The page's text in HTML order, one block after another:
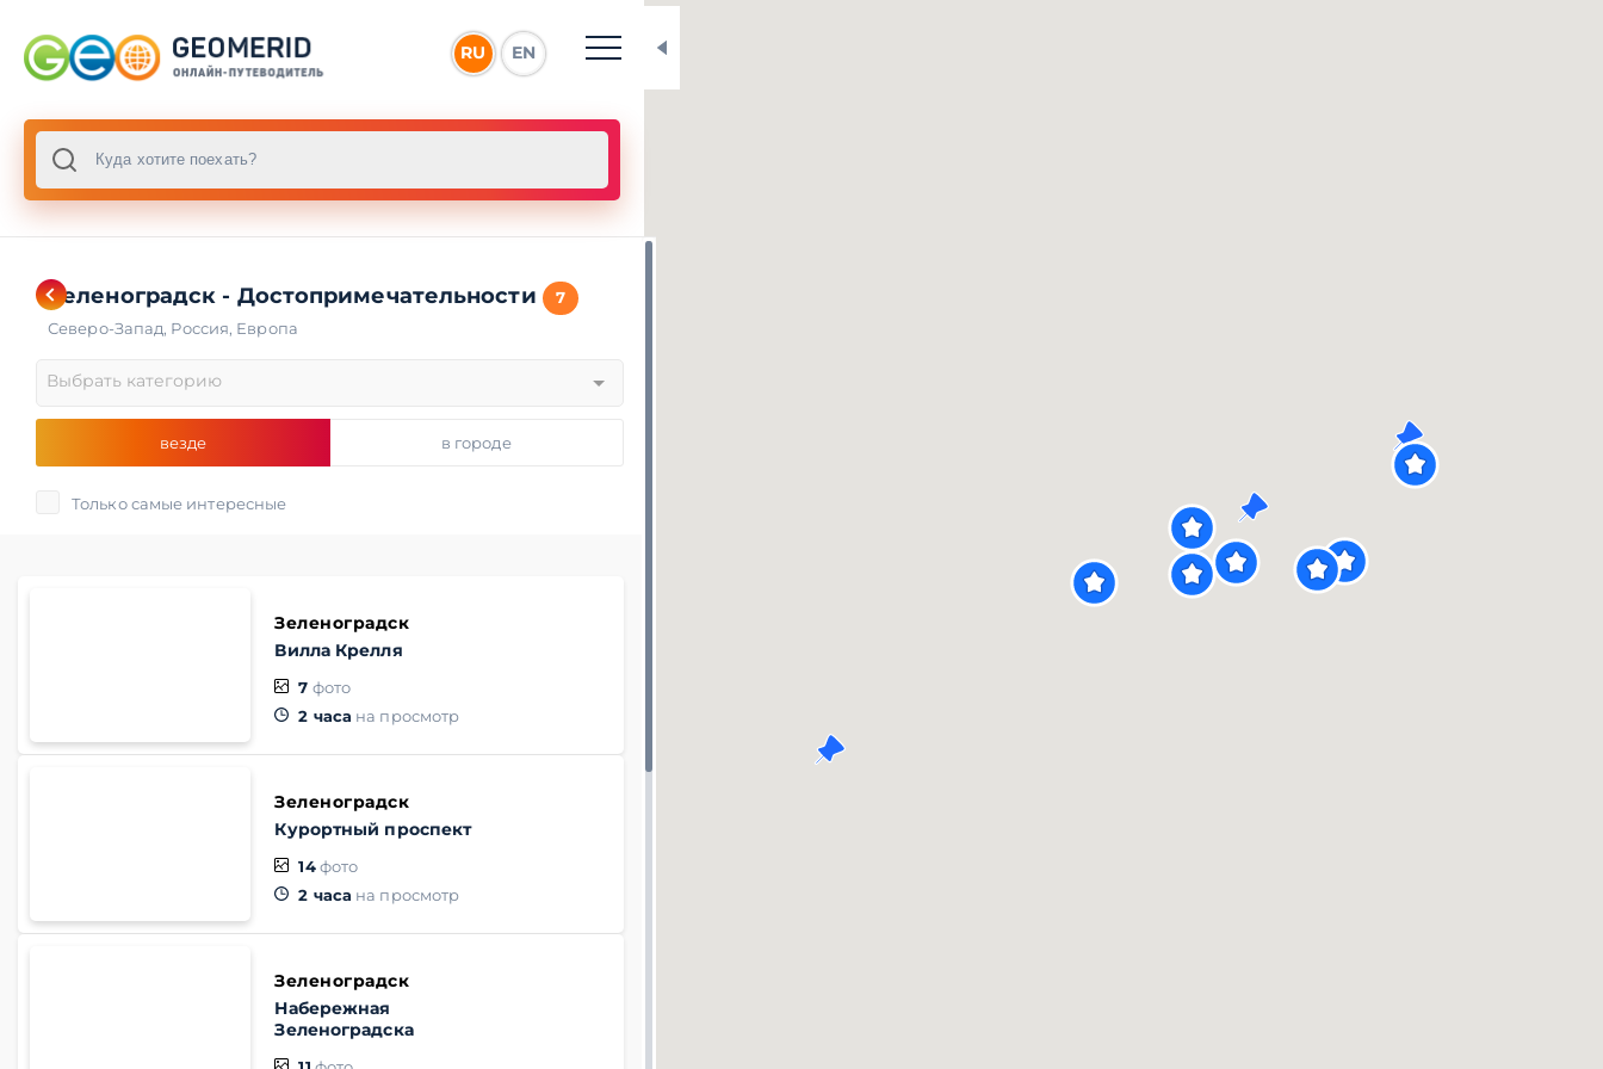
RU EN
Зеленоградск - Достопримечательности 7
Северо-Запад, Россия, Европа
Выбрать категорию
везде в городе
Только самые интересные
Зеленоградск
Вилла Крелля
7 фото
2 часа на просмотр
Зеленоградск
Курортный проспект
14 фото
2 часа на просмотр
Зеленоградск
Набережная
Зеленоградска